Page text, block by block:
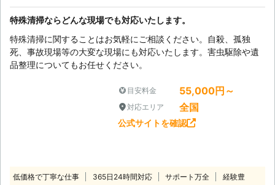
特殊清掃ならどんな現場でも対応いたします。
特殊清掃に関することはお気軽にご相談ください。自殺、孤独
死、事故現場等の大変な現場にも対応いたします。害虫駆除や遺
品整理についてもお任せください。
目安料金 55,000円～
対応エリア 全国
公式サイトを確認
低価格で丁寧な仕事 365日24時間対応 サポート万全
経験豊